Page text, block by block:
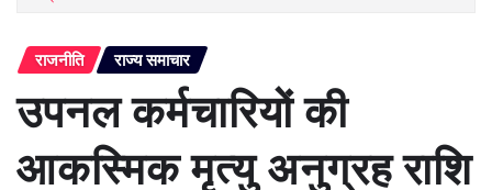
राजनीति राज्य समाचार
उपनल कर्मचारियों की
आकस्मिक मृत्यु अनुग्रह राशि